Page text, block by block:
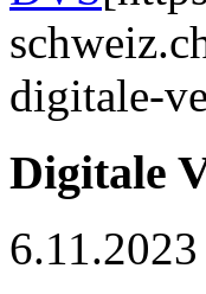
digitale-
Digitale
6.11.2023